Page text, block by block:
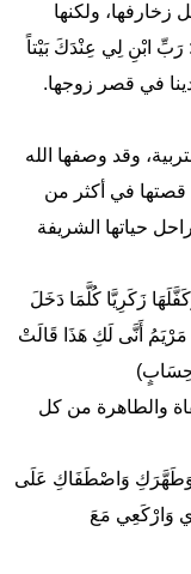
زخارفها، ولکنها
رَبِّ ابْنِ لِي عِنْدَكَ بَيْتاً
في قصر زوجها.
وقد وصفها الله
قصتها في أكثر من
حياتها الشريفة
زَكَرِيَّا كُلَّمَا دَخَلَ
مَرْيَمُ أَنَّى لَكِ هَذَا قَالَتْ
حِسَابٍ)
والطاهرة من کل
وَطَهَّرَكِ وَاصْطَفَاكِ عَلَى
وَارْكَعِي مَعَ